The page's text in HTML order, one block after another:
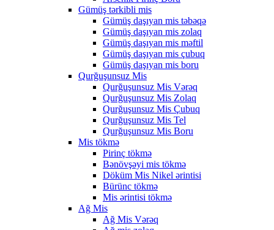
Gümüş tərkibli mis
Gümüş daşıyan mis təbəqə
Gümüş daşıyan mis zolaq
Gümüş daşıyan mis məftil
Gümüş daşıyan mis çubuq
Gümüş daşıyan mis boru
Qurğuşunsuz Mis
Qurğuşunsuz Mis Vərəq
Qurğuşunsuz Mis Zolaq
Qurğuşunsuz Mis Çubuq
Qurğuşunsuz Mis Tel
Qurğuşunsuz Mis Boru
Mis tökmə
Pirinç tökmə
Bənövşəyi mis tökmə
Döküm Mis Nikel ərintisi
Bürünc tökmə
Mis ərintisi tökmə
Ağ Mis
Ağ Mis Vərəq